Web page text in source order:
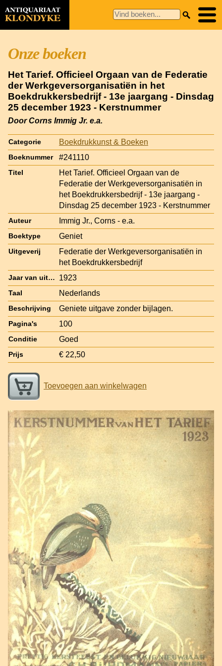
Onze boeken
Het Tarief. Officieel Orgaan van de Federatie
der Werkgeversorganisatiën in het
Boekdrukkersbedrijf - 13e jaargang - Dinsdag
25 december 1923 - Kerstnummer
Door Corns Immig Jr. e.a.
Categorie Boekdrukkunst & Boeken
Boeknummer #241110
Titel
Het Tarief. Officieel Orgaan van de
Federatie der Werkgeversorganisatiën in
het Boekdrukkersbedrijf - 13e jaargang -
Dinsdag 25 december 1923 - Kerstnummer
Auteur Immig Jr., Corns - e.a.
Boektype Geniet
Uitgeverij
Federatie der Werkgeversorganisatiën in
het Boekdrukkersbedrijf
Jaar van uitgave 1923
Taal Nederlands
Beschrijving Geniete uitgave zonder bijlagen.
Pagina's 100
Conditie Goed
Prijs € 22,50
Toevoegen aan winkelwagen